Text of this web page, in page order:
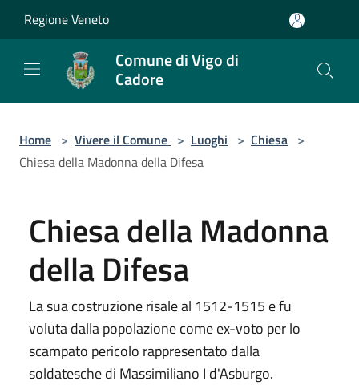
Regione Veneto
Comune di Vigo di
Cadore
Home > Vivere il Comune > Luoghi > Chiesa >
Chiesa della Madonna della Difesa
Chiesa della Madonna
della Difesa
La sua costruzione risale al 1512-1515 e fu
voluta dalla popolazione come ex-voto per lo
scampato pericolo rappresentato dalla
soldatesche di Massimiliano I d'Asburgo.